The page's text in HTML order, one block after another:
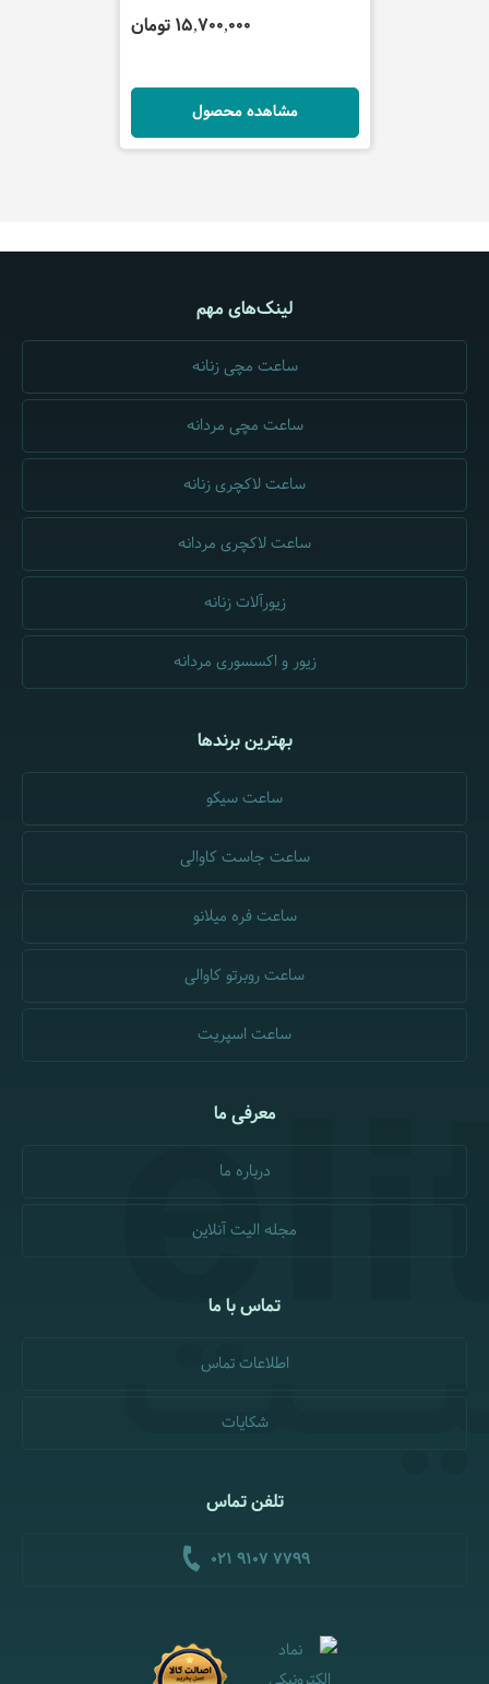
15,700,000 تومان
مشاهده محصول
لینک‌های مهم
ساعت مچی زنانه
ساعت مچی مردانه
ساعت لاکچری زنانه
ساعت لاکچری مردانه
زیورآلات زنانه
زیور و اکسسوری مردانه
بهترین برندها
ساعت سیکو
ساعت جاست کاوالی
ساعت فره میلانو
ساعت روبرتو کاوالی
ساعت اسپریت
معرفی ما
درباره ما
مجله الیت آنلاین
تماس با ما
اطلاعات تماس
شکایات
تلفن تماس
021 9107 7799